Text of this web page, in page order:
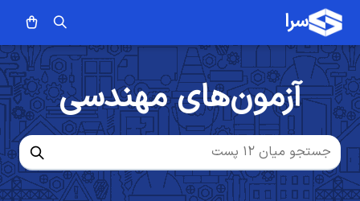
سرا
آزمون‌های مهندسی